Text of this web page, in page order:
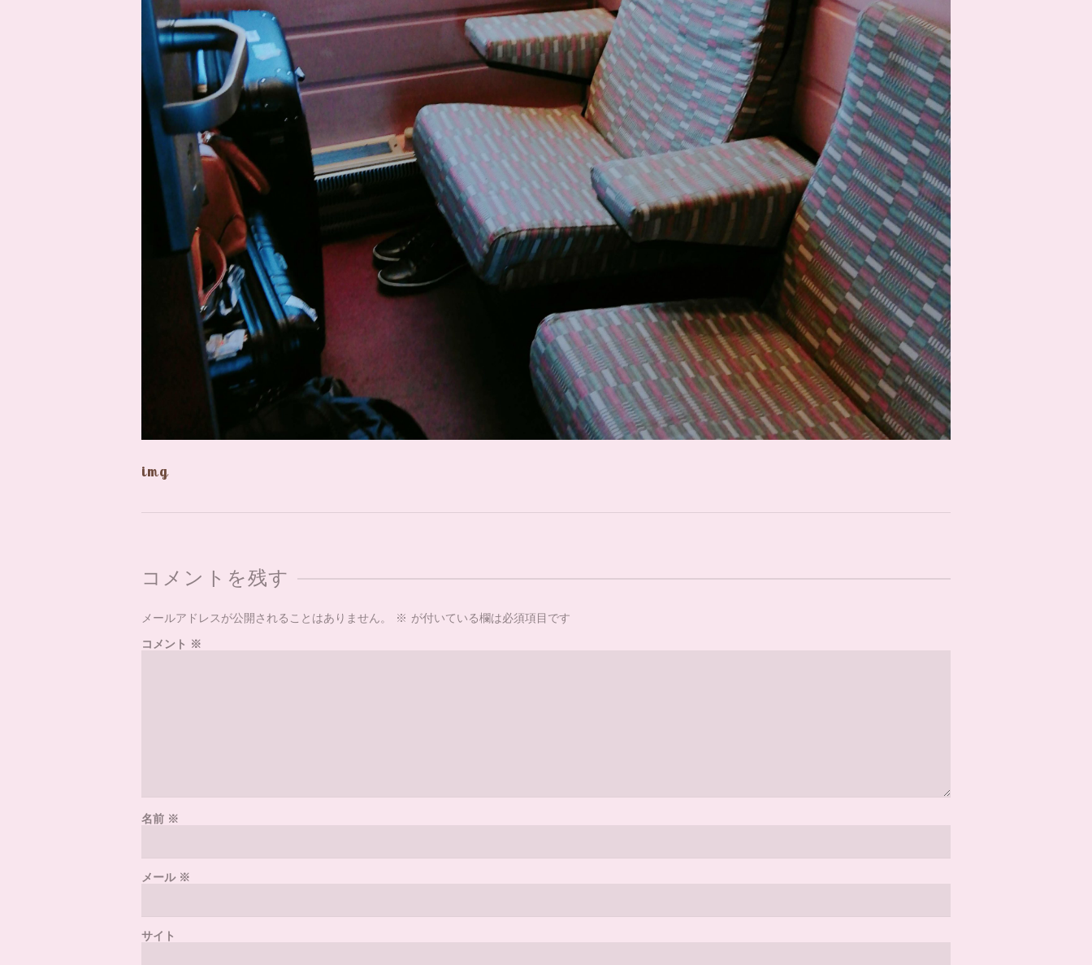
img
コメントを残す
メールアドレスが公開されることはありません。 ※ が付いている欄は必須項目です
コメント ※
名前 ※
メール※
サイト